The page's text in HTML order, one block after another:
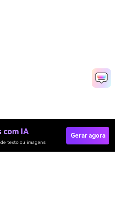
com IA
texto ou imagens
Gerar agora